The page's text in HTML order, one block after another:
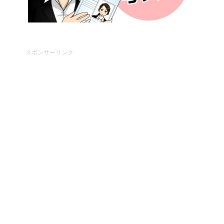
スポンサーリンク